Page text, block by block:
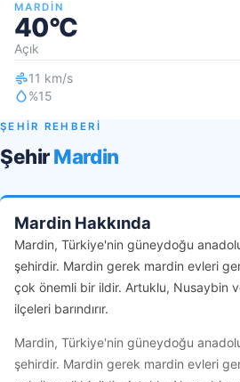
MARDIN
40°C
Açık
11 km/s
%15
ŞEHİR REHBERİ
ŞehirMardin
Mardin Hakkında
Mardin, Türkiye'nin güneydoğu
şehirdir. Mardin gerek mardin evleri
çok önemli bir ildir. Artuklu, Nusaybin
ilçeleri barındırır.
Mardin, Türkiye'nin güneydoğu
şehirdir. Mardin gerek mardin evleri